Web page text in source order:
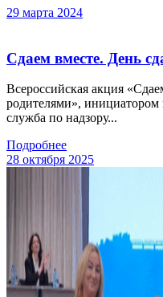
29 марта 2024
Сдаем вместе. День
Всероссийская акция
родителями», инициатором
служба по надзору...
Подробнее
28 октября 2025